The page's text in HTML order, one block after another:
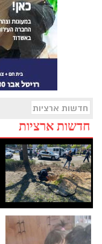
חדשות ארציות
חדשות ארציות